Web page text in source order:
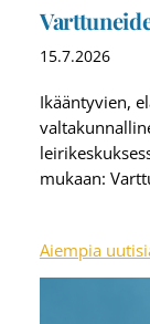
15.7.2026
Ikääntyvien,
mukaan:
Aiempia